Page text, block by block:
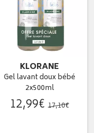
KLORANE
Gel lavant doux bébé
2x500ml
12,99€ 17,10€